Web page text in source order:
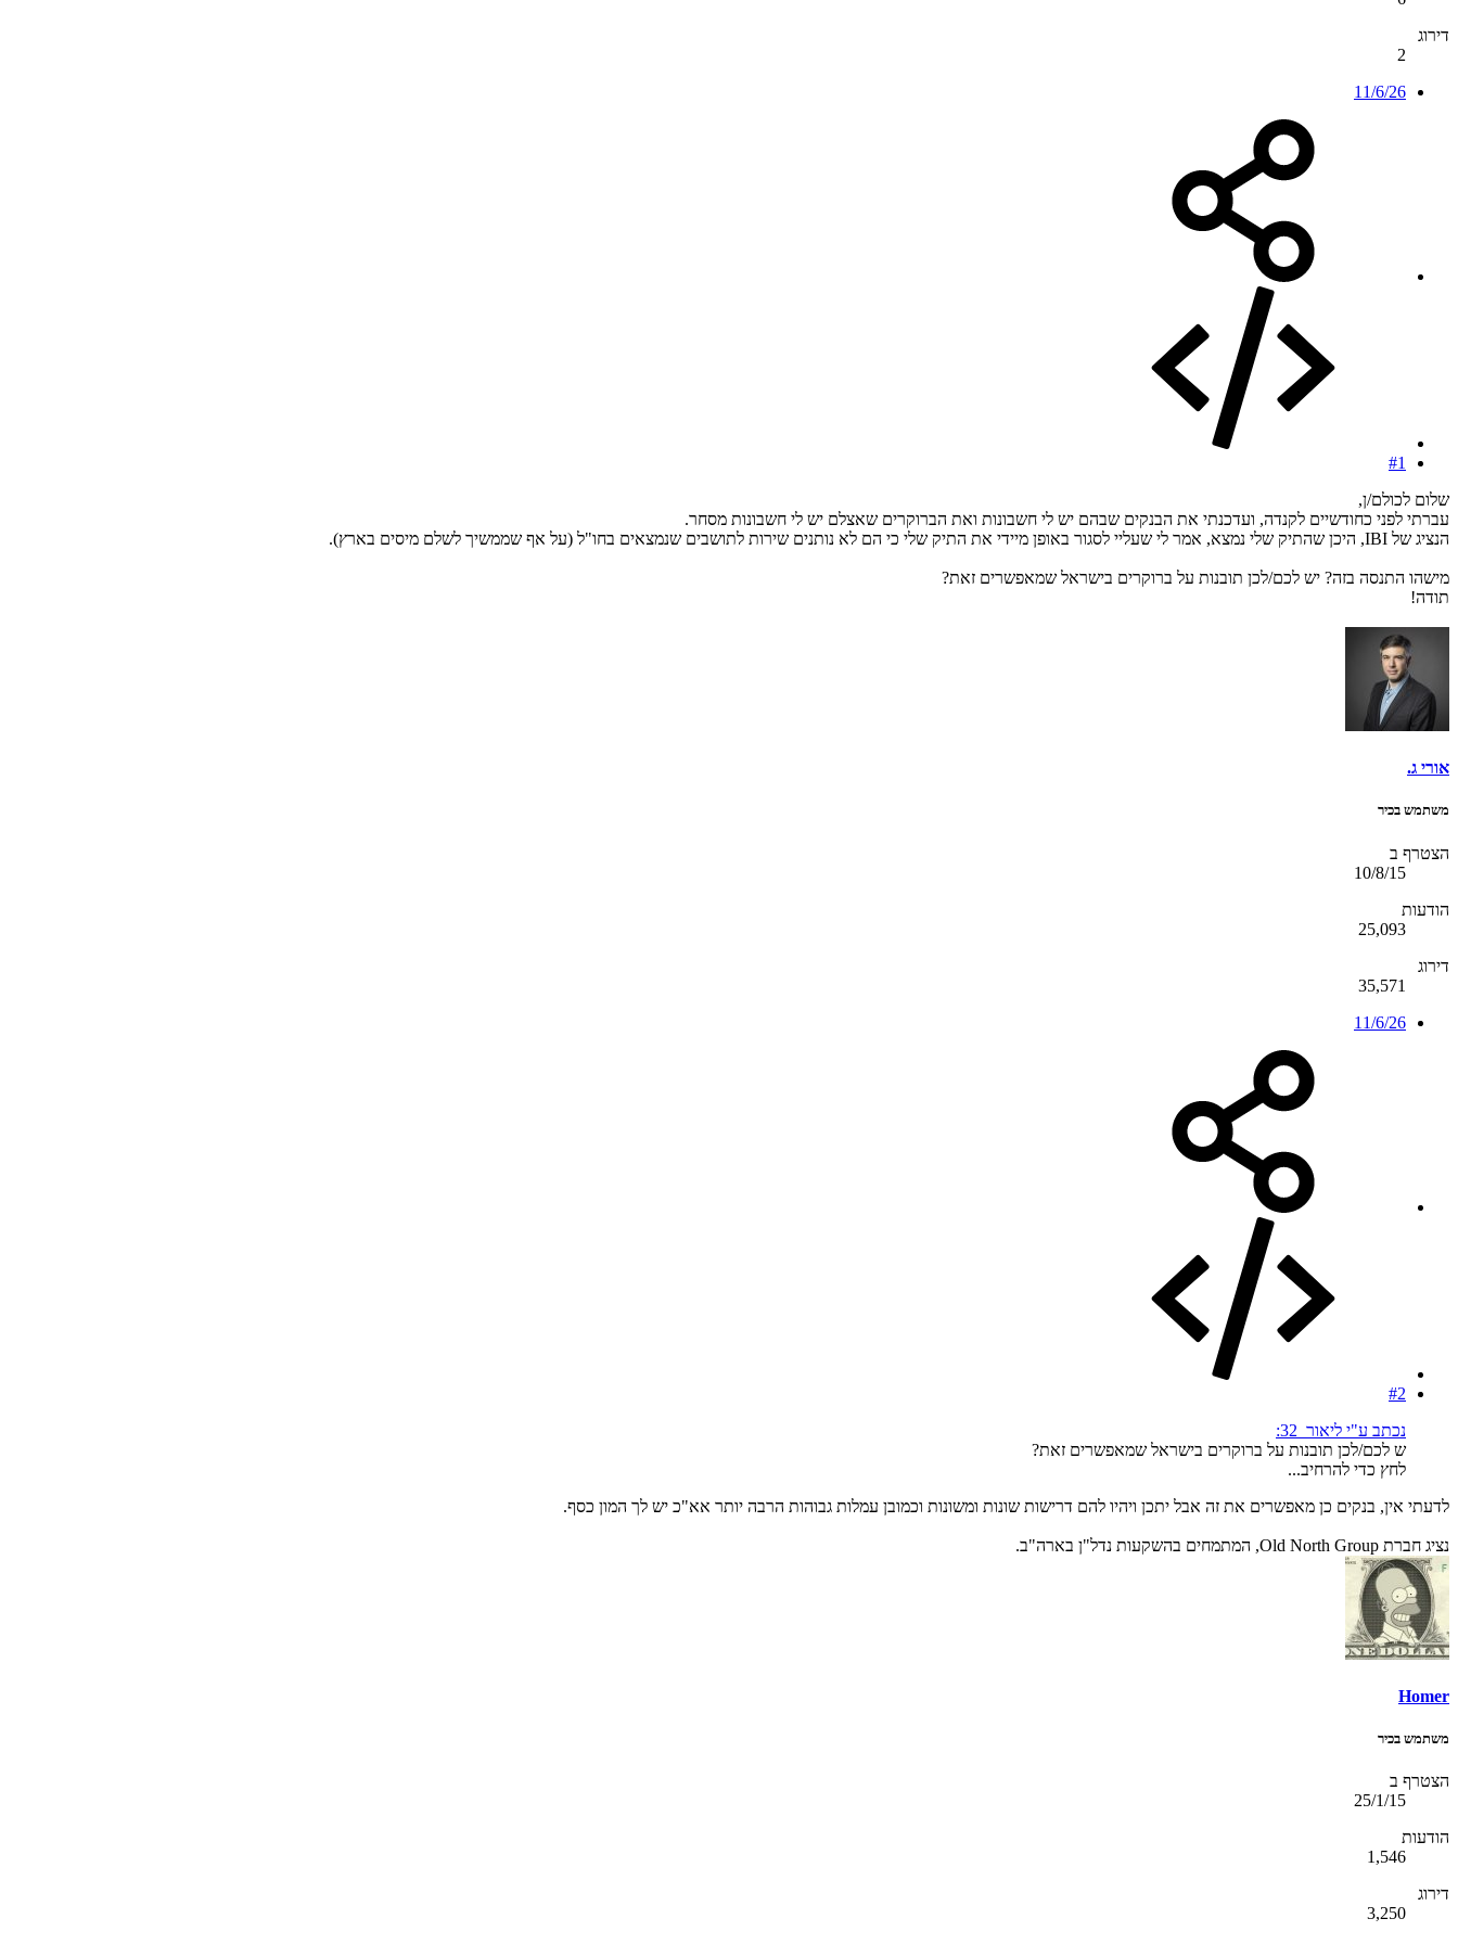
דירוג
2
11/6/26
#1
שלום לכולם/ן,
עברתי לפני כחודשיים לקנדה, ועדכנתי את הבנקים שבהם יש לי חשבונות ואת הברוקרים שאצלם יש לי חשבונות מסחר.
הנציג של IBI, היכן שהתיק שלי נמצא, אמר לי שעליי לסגור באופן מיידי את התיק שלי כי הם לא נותנים שירות לתושבים שנמצאים בחו"ל (על אף שממשיך לשלם מיסים בארץ).
מישהו התנסה בזה? יש לכם/לכן תובנות על ברוקרים בישראל שמאפשרים זאת?
תודה!
אורי ג.
משתמש בכיר
הצטרף ב
10/8/15
הודעות
25,093
דירוג
35,571
11/6/26
#2
נכתב ע"י ליאור_32:
ש לכם/לכן תובנות על ברוקרים בישראל שמאפשרים זאת?
לחץ כדי להרחיב...
לדעתי אין, בנקים כן מאפשרים את זה אבל יתכן ויהיו להם דרישות שונות ומשונות וכמובן עמלות גבוהות הרבה יותר אא"כ יש לך המון כסף.
נציג חברת Old North Group, המתמחים בהשקעות נדל"ן בארה"ב.
Homer
משתמש בכיר
הצטרף ב
25/1/15
הודעות
1,546
דירוג
3,250